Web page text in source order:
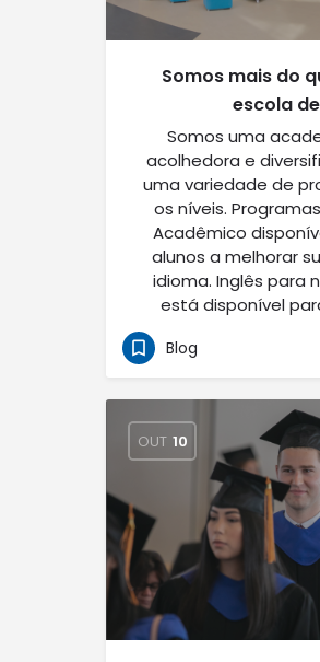
Somos mais do
escola
Somos uma
acolhedora e
uma variedade de
os níveis.
Acadêmico
alunos a melhorar
idioma. Inglês para
está disponível
Blog
OUT 10